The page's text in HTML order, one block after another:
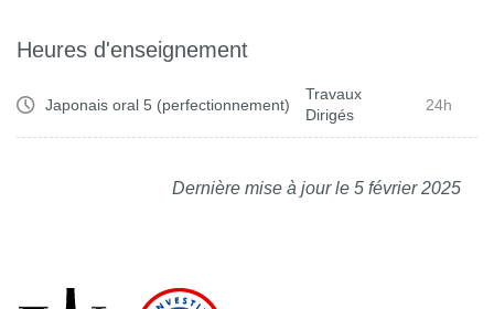
Heures d'enseignement
Japonais oral 5 (perfectionnement)
Travaux
Dirigés
24h
Dernière mise à jour le 5 février 2025